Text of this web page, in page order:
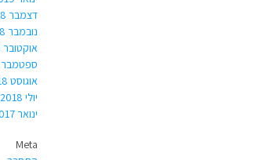
דצמבר 2018
נובמבר 2018
אוקטובר 2018
ספטמבר 2018
אוגוסט 2018
יולי 2018
ינואר 2017
Meta